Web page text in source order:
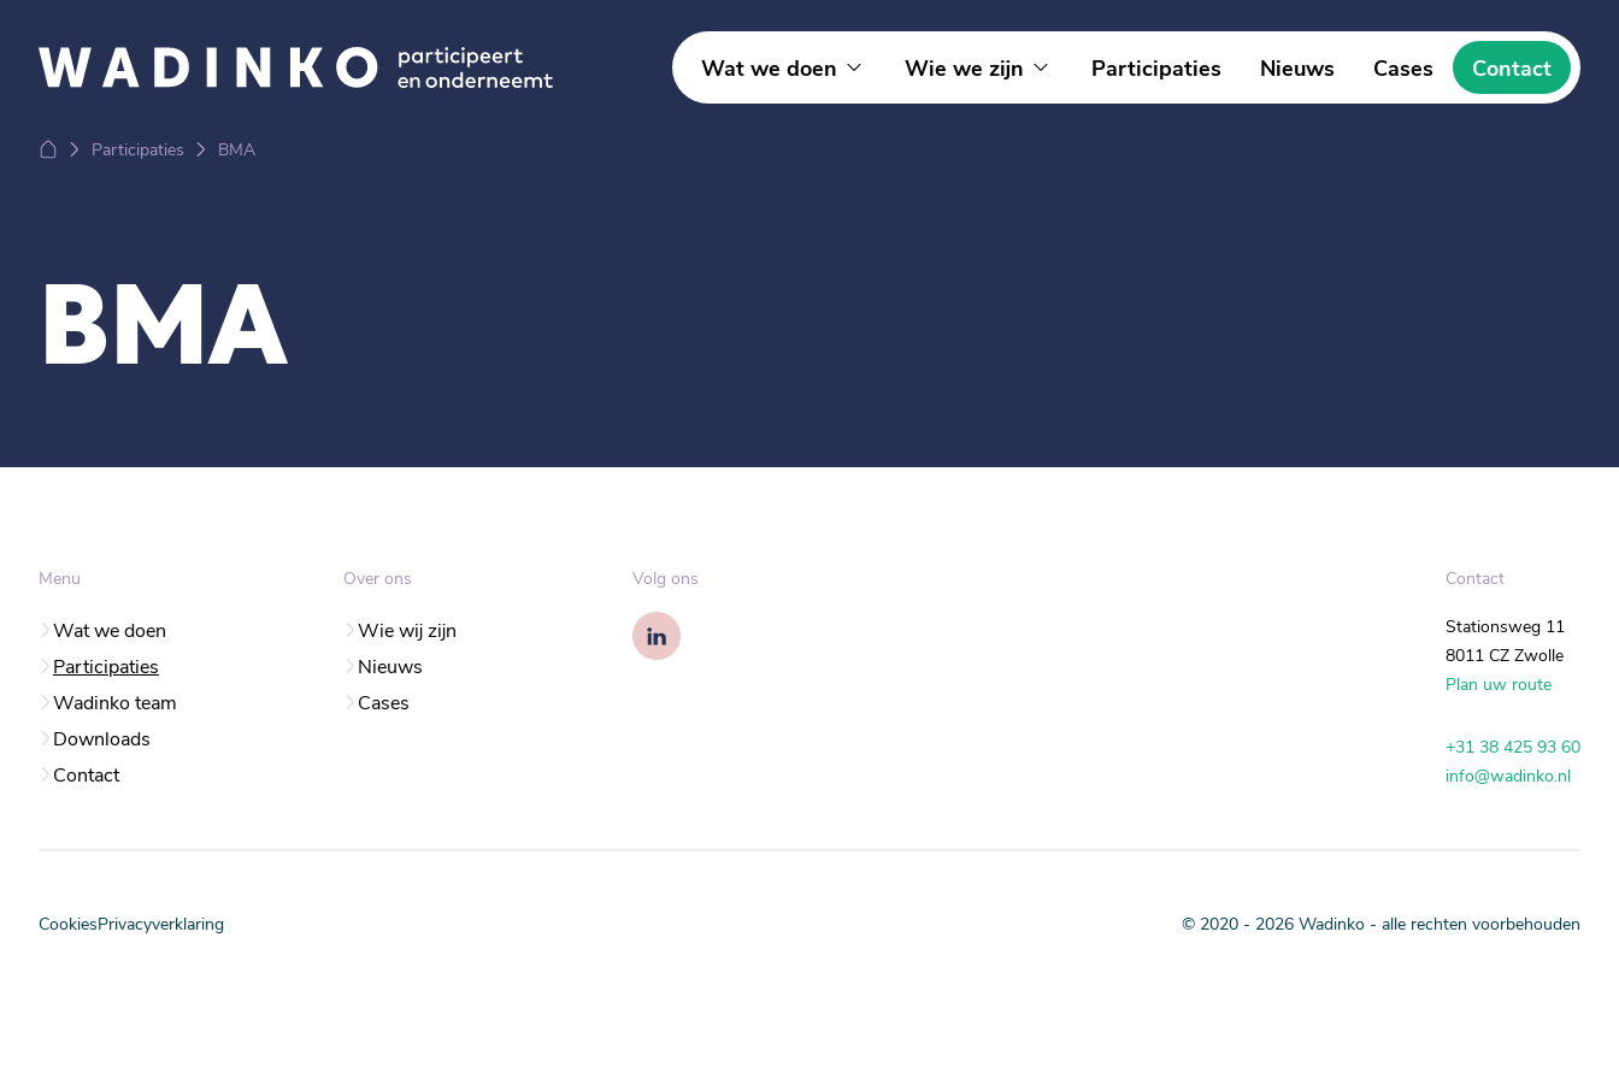
Wat we doen Wie we zijn Participaties Nieuws Cases Contact
Participaties BMA
BMA
Menu
Wat we doen
Participaties
Wadinko team
Downloads
Contact
Over ons
Wie wij zijn
Nieuws
Cases
Volg ons Contact
Stationsweg 11
8011 CZ Zwolle
Plan uw route
+31 38 425 93 60
info@wadinko.nl
CookiesPrivacyverklaring © 2020 - 2026 Wadinko - alle rechten voorbehouden